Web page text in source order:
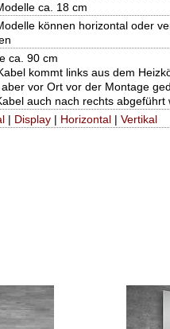
ca. 18 cm
können horizontal oder
ca. 90 cm
kommt links aus dem
vor Ort vor der Montage
auch nach rechts abgeführt
| Display| Horizontal| Vertikal